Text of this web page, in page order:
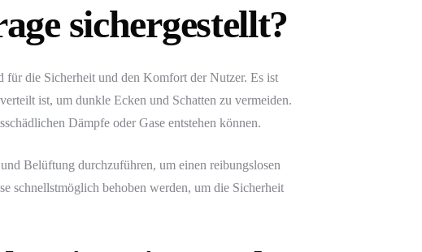
sichergestellt?
die Sicherheit und den Komfort der Nutzer. Es ist
ist, um dunkle Ecken und Schatten zu vermeiden.
Dämpfe oder Gase entstehen können.
Belüftung durchzuführen, um einen reibungslosen
schnellstmöglich behoben werden, um die Sicherheit